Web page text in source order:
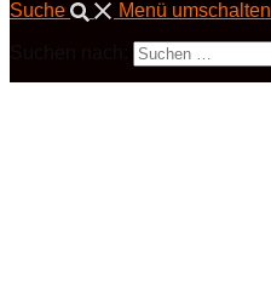
Suche Menü umschalten